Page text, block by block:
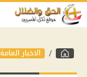
الاخبار العامة